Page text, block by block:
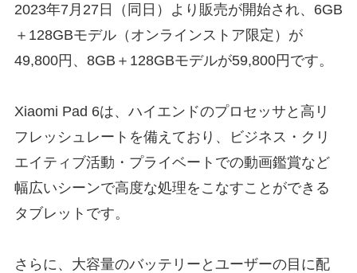
2023年7月27日（同日）より販売が開始され、6GB
＋128GBモデル（オンラインストア限定）が
49,800円、8GB＋128GBモデルが59,800円です。
Xiaomi Pad 6は、ハイエンドのプロセッサと高リ
フレッシュレートを備えており、ビジネス・クリ
エイティブ活動・プライベートでの動画鑑賞など
幅広いシーンで高度な処理をこなすことができる
タブレットです。
さらに、大容量のバッテリーとユーザーの目に配